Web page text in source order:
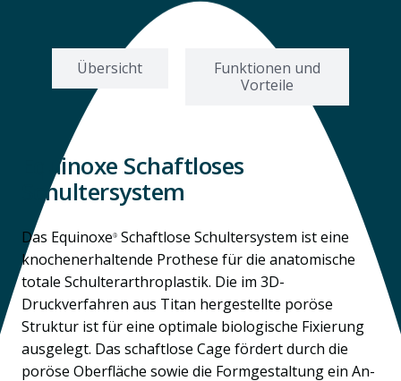
Übersicht
Funktionen und
Vorteile
Equinoxe Schaftloses
Schultersystem
Das Equinoxe® Schaftlose Schultersystem ist eine
knochenerhaltende Prothese für die anatomische
totale Schulterarthroplastik. Die im 3D-
Druckverfahren aus Titan hergestellte poröse
Struktur ist für eine optimale biologische Fixierung
ausgelegt. Das schaftlose Cage fördert durch die
poröse Oberfläche sowie die Formgestaltung ein An-